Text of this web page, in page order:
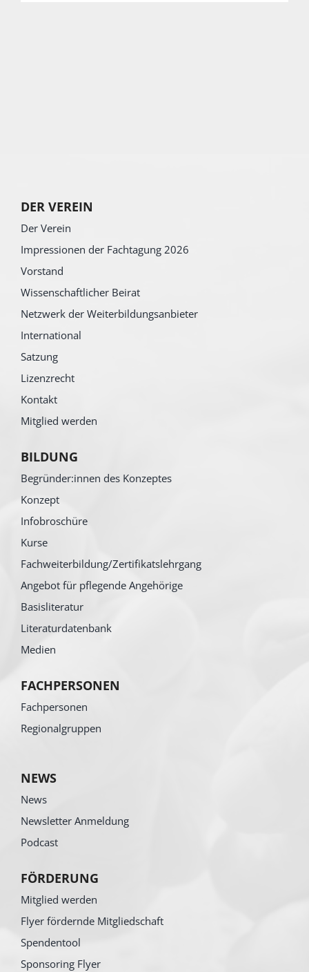
DER VEREIN
Der Verein
Impressionen der Fachtagung 2026
Vorstand
Wissenschaftlicher Beirat
Netzwerk der Weiterbildungsanbieter
International
Satzung
Lizenzrecht
Kontakt
Mitglied werden
BILDUNG
Begründer:innen des Konzeptes
Konzept
Infobroschüre
Kurse
Fachweiterbildung/Zertifikatslehrgang
Angebot für pflegende Angehörige
Basisliteratur
Literaturdatenbank
Medien
FACHPERSONEN
Fachpersonen
Regionalgruppen
NEWS
News
Newsletter Anmeldung
Podcast
FÖRDERUNG
Mitglied werden
Flyer fördernde Mitgliedschaft
Spendentool
Sponsoring Flyer